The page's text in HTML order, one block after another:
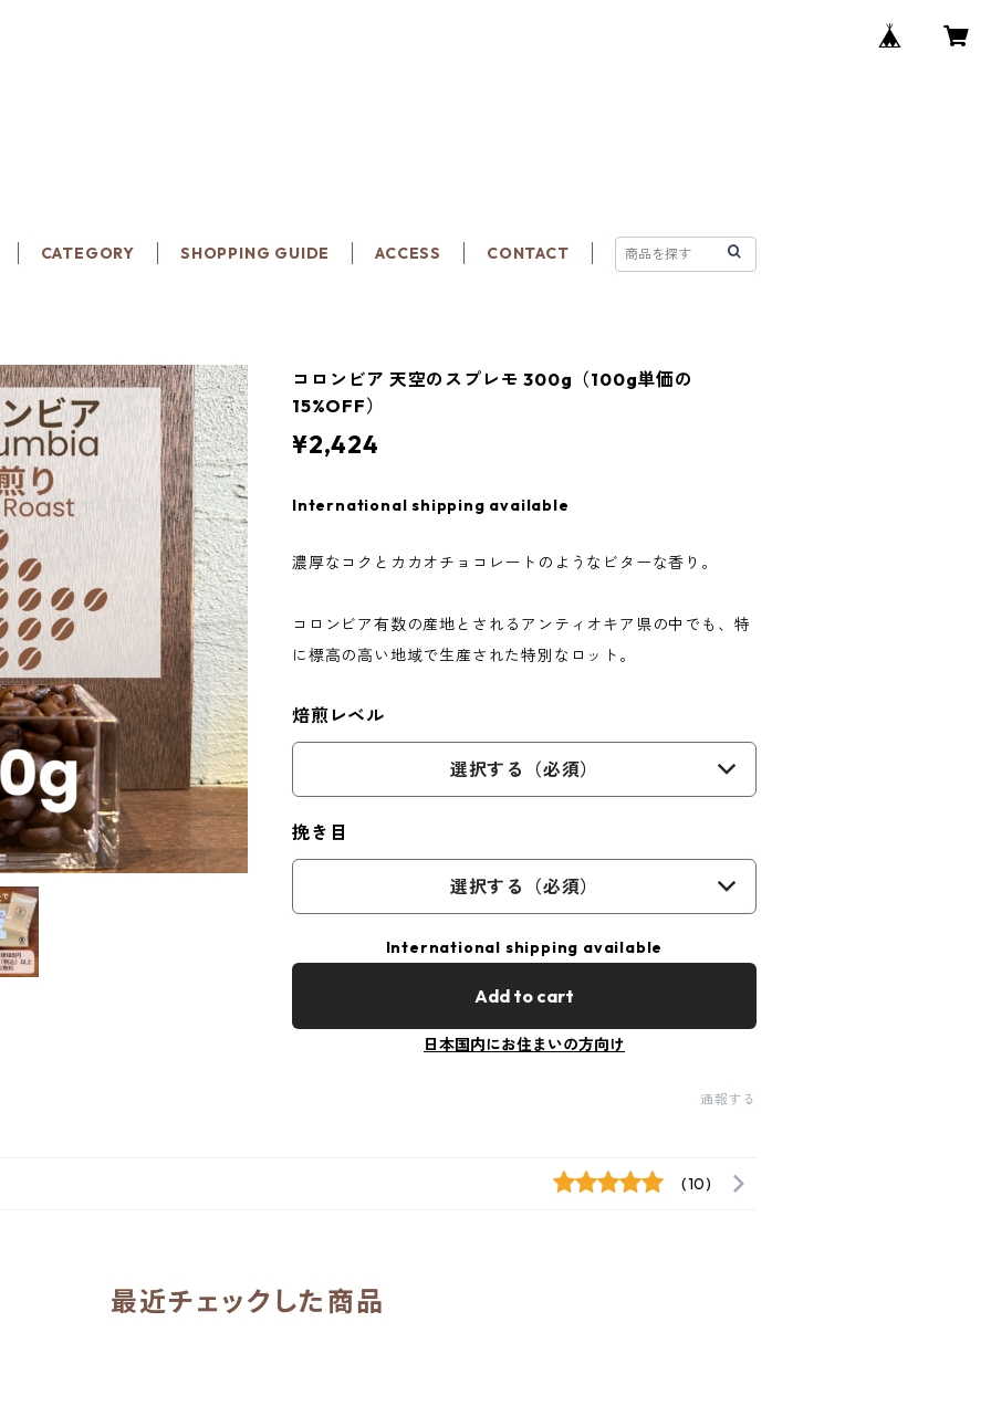
CATEGORY SHOPPING GUIDE ACCESS CONTACT
コロンビア 天空のスプレモ 300g（100g単価の
15%OFF）
¥2,424
International shipping available
濃厚なコクとカカオチョコレートのようなビターな香り。
コロンビア有数の産地とされるアンティオキア県の中でも、特
に標高の高い地域で生産された特別なロット。
焙煎レベル
選択する（必須）
挽き目
選択する（必須）
International shipping available
Add to cart
日本国内にお住まいの方向け
通報する
(10)
最近チェックした商品